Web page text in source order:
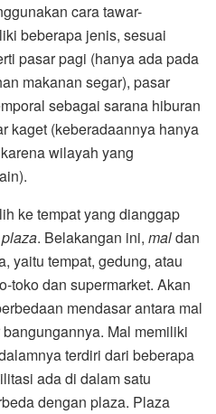
cara tawar-
beberapa jenis, sesuai
pasar pagi (hanya ada pada
makanan segar), pasar
sebagai sarana hiburan
kaget (keberadaannya hanya
wilayah yang
ke tempat yang dianggap
plaza. Belakangan ini, maldan
yaitu tempat, gedung, atau
toko dan supermarket. Akan
mendasar antara mal
Mal memiliki
terdiri dari beberapa
ada di dalam satu
dengan plaza. Plaza